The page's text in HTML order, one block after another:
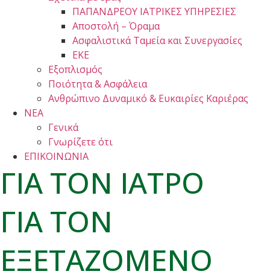
ΠΑΠΑΝΔΡΕΟΥ ΙΑΤΡΙΚΕΣ ΥΠΗΡΕΣΙΕΣ
Αποστολή – Όραμα
Ασφαλιστικά Ταμεία και Συνεργασίες
ΕΚΕ
Εξοπλισμός
Ποιότητα & Ασφάλεια
Ανθρώπινο Δυναμικό & Ευκαιρίες Καριέρας
ΝΕΑ
Γενικά
Γνωρίζετε ότι
ΕΠΙΚΟΙΝΩΝΙΑ
ΓΙΑ ΤΟΝ ΙΑΤΡΟ
ΓΙΑ ΤΟΝ
ΕΞΕΤΑΖΟΜΕΝΟ